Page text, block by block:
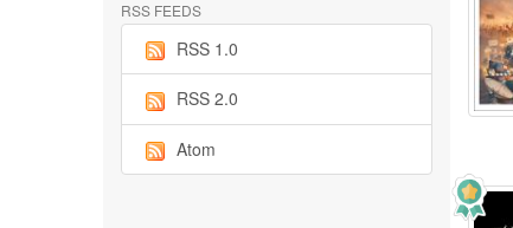
RSS FEEDS
RSS 1.0
RSS 2.0
Atom